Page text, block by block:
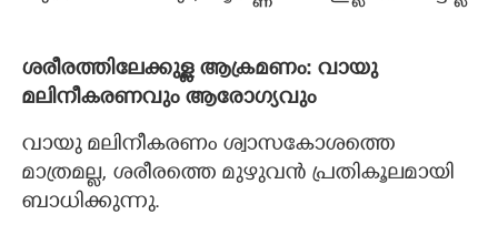
ശരീരത്തിലേക്കുള്ള ആക്രമണം: വായു
മലിനീകരണവും ആരോഗ്യവും
വായു മലിനീകരണം ശ്വാസകോശത്തെ
മാത്രമല്ല, ശരീരത്തെ മുഴുവന്‍ പ്രതികൂലമായി
ബാധിക്കുന്നു.